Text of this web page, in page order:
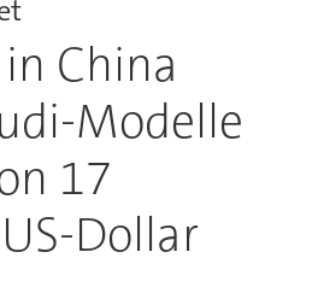
China
Modelle
17
Dollar